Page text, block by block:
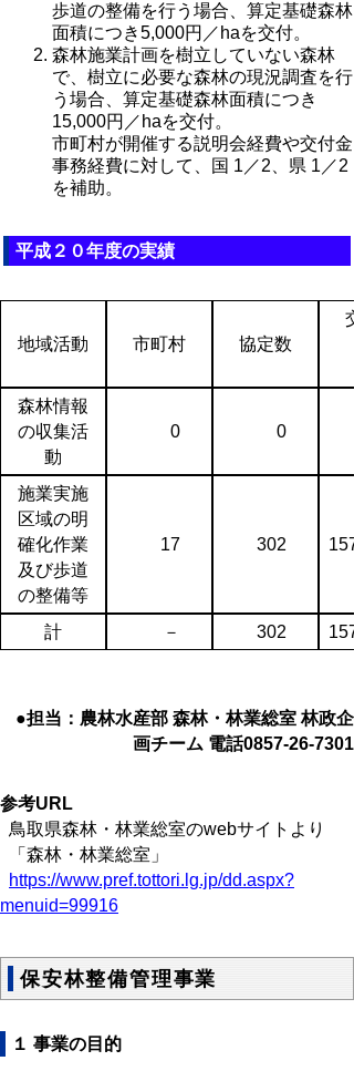
歩道の整備を行う場合、算定基礎森林
面積につき5,000円／haを交付。
森林施業計画を樹立していない森林
で、樹立に必要な森林の現況調査を行
う場合、算定基礎森林面積につき
15,000円／haを交付。
市町村が開催する説明会経費や交付金
事務経費に対して、国 1／2、県 1／2
を補助。
平成２０年度の実績
地域活動 市町村 協定数
森林情報
の収集活
動
0 0
施業実施
区域の明
確化作業
及び歩道
の整備等
17 302
計 － 302
●担当：農林水産部 森林・林業総室 林政企
画チーム 電話0857-26-7301
参考URL
鳥取県森林・林業総室のwebサイトより
「森林・林業総室」
https://www.pref.tottori.lg.jp/dd.aspx?
menuid=99916
保安林整備管理事業
１ 事業の目的